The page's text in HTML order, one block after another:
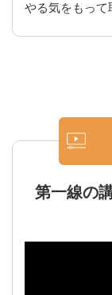
やる気をもって
第一線の